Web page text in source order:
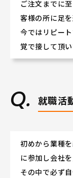
ご注文までに
客様の所に足
今ではリピー
覚で接して頂い
就職活
初めから業種
に参加し会社を
その中で必ず